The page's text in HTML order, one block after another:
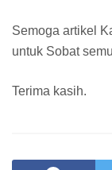
Semoga artikel
untuk Sobat
Terima kasih.